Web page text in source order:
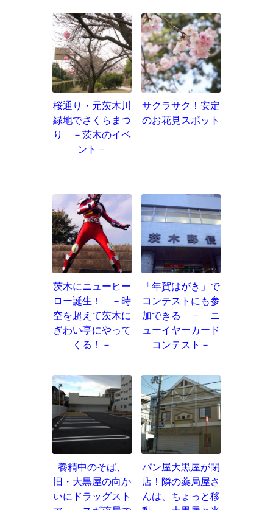
桜通り・元茨木川
緑地でさくらまつ
り －茨木のイベ
ント－
サクラサク！安定
のお花見スポット
茨木にニューヒー
ロー誕生！ －時
空を超えて茨木に
ぎわい亭にやって
くる！－
「年賀はがき」で
コンテストにも参
加できる － ニ
ューイヤーカード
コンテスト－
養精中のそば、
旧・大黒屋の向か
いにドラッグスト
パン屋大黒屋が閉
店！隣の薬局屋さ
んは、ちょっと移